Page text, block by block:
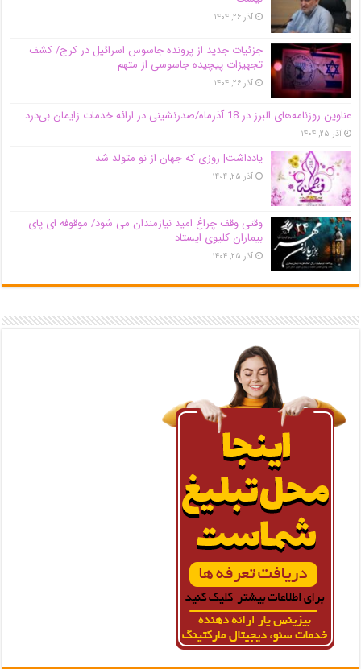
آذر ۲۶, ۱۴۰۴
جزئیات جدید از پرونده جاسوس اسرائیل در کرج/‌ کشف
تجهیزات پیچیده جاسوسی از متهم
آذر ۲۶, ۱۴۰۴
عناوین روزنامه‌های البرز در ‌18 آذرماه/صدرنشینی در ارائه خدمات زایمان بی‌درد
آذر ۲۵, ۱۴۰۴
یادداشت| روزی که جهان از نو متولد شد
آذر ۲۵, ۱۴۰۴
وقتی وقف چراغ امید نیازمندان می شود/ موقوفه ای پای
بیماران کلیوی ایستاد
آذر ۲۵, ۱۴۰۴